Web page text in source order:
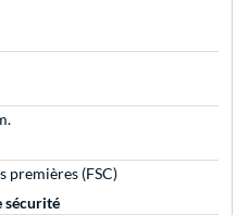
premières (FSC)
sécurité